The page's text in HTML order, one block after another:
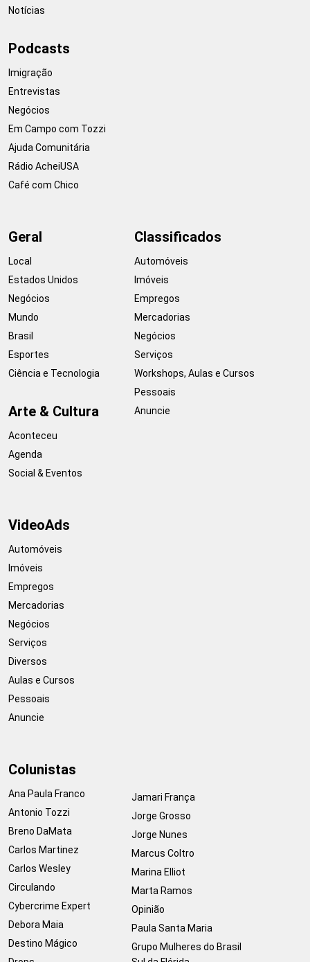
Notícias
Podcasts
Imigração
Entrevistas
Negócios
Em Campo com Tozzi
Ajuda Comunitária
Rádio AcheiUSA
Café com Chico
Geral
Local
Estados Unidos
Negócios
Mundo
Brasil
Esportes
Ciência e Tecnologia
Arte & Cultura
Aconteceu
Agenda
Social & Eventos
Classificados
Automóveis
Imóveis
Empregos
Mercadorias
Negócios
Serviços
Workshops, Aulas e Cursos
Pessoais
Anuncie
VideoAds
Automóveis
Imóveis
Empregos
Mercadorias
Negócios
Serviços
Diversos
Aulas e Cursos
Pessoais
Anuncie
Colunistas
Ana Paula Franco
Antonio Tozzi
Breno DaMata
Carlos Martinez
Carlos Wesley
Circulando
Cybercrime Expert
Debora Maia
Destino Mágico
Jamari França
Jorge Grosso
Jorge Nunes
Marcus Coltro
Marina Elliot
Marta Ramos
Opinião
Paula Santa Maria
Grupo Mulheres do Brasil